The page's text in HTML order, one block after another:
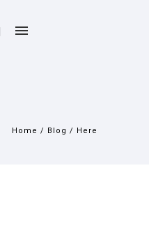
Home / Blog / Here